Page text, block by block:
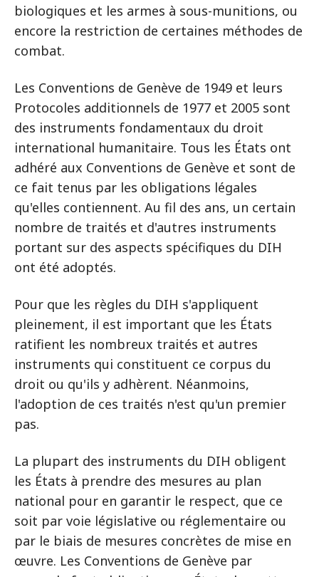
biologiques et les armes à sous-munitions, ou
encore la restriction de certaines méthodes de
combat.
Les Conventions de Genève de 1949 et leurs
Protocoles additionnels de 1977 et 2005 sont
des instruments fondamentaux du droit
international humanitaire. Tous les États ont
adhéré aux Conventions de Genève et sont de
ce fait tenus par les obligations légales
qu'elles contiennent. Au fil des ans, un certain
nombre de traités et d'autres instruments
portant sur des aspects spécifiques du DIH
ont été adoptés.
Pour que les règles du DIH s'appliquent
pleinement, il est important que les États
ratifient les nombreux traités et autres
instruments qui constituent ce corpus du
droit ou qu'ils y adhèrent. Néanmoins,
l'adoption de ces traités n'est qu'un premier
pas.
La plupart des instruments du DIH obligent
les États à prendre des mesures au plan
national pour en garantir le respect, que ce
soit par voie législative ou réglementaire ou
par le biais de mesures concrètes de mise en
œuvre. Les Conventions de Genève par